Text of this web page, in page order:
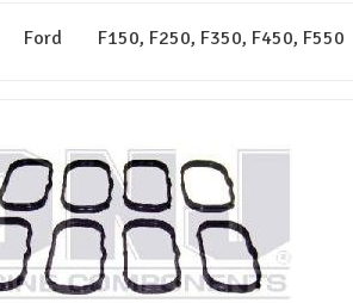
Ford F150, F250, F350, F450, F550